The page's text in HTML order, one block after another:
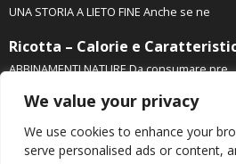
We value your privacy
We use cookies to enhance your
serve personalised ads or content,
UNA STORIA A LIETO FINE Anche se ne
Ricotta – Calorie e
ABBINAMENTI NATURE Da consumare pre